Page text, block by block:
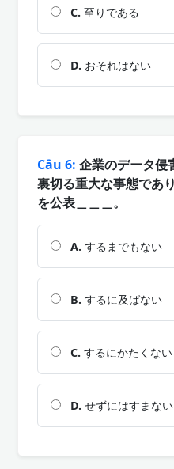
C. 至りである
D. おそれはない
Câu 6: 企業のデータ侵
裏切る重大な事態であ
を公表＿＿＿。
A. するまでもない
B. するに及ばない
C. するにかたくない
D. せずにはすまない